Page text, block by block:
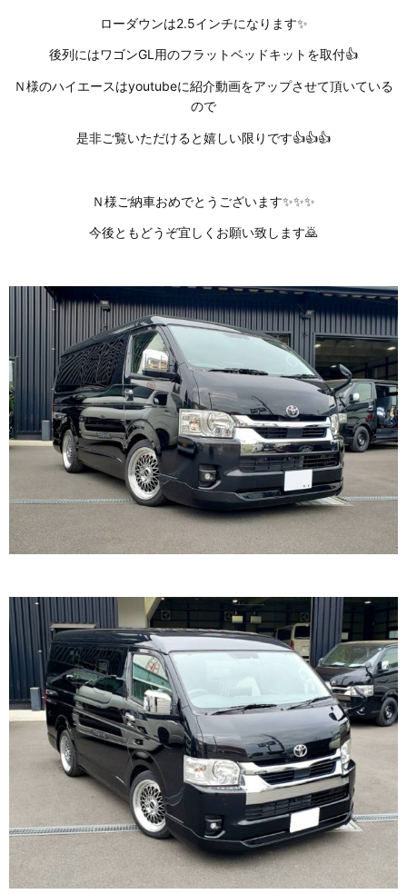
ローダウンは2.5インチになります✨
後列にはワゴンGL用のフラットベッドキットを取付👍
Ｎ様のハイエースはyoutubeに紹介動画をアップさせて頂いている
ので
是非ご覧いただけると嬉しい限りです👍👍👍
Ｎ様ご納車おめでとうございます✨✨✨
今後ともどうぞ宜しくお願い致します🙇